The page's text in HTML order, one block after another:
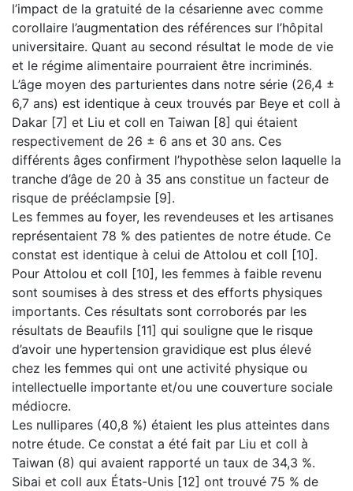
l’impact de la gratuité de la césarienne avec comme
corollaire l’augmentation des références sur l’hôpital
universitaire. Quant au second résultat le mode de vie
et le régime alimentaire pourraient être incriminés.
L’âge moyen des parturientes dans notre série (26,4 ±
6,7 ans) est identique à ceux trouvés par Beye et coll à
Dakar [7] et Liu et coll en Taiwan [8] qui étaient
respectivement de 26 ± 6 ans et 30 ans. Ces
différents âges confirment l’hypothèse selon laquelle la
tranche d’âge de 20 à 35 ans constitue un facteur de
risque de prééclampsie [9].
Les femmes au foyer, les revendeuses et les artisanes
représentaient 78 % des patientes de notre étude. Ce
constat est identique à celui de Attolou et coll [10].
Pour Attolou et coll [10], les femmes à faible revenu
sont soumises à des stress et des efforts physiques
importants. Ces résultats sont corroborés par les
résultats de Beaufils [11] qui souligne que le risque
d’avoir une hypertension gravidique est plus élevé
chez les femmes qui ont une activité physique ou
intellectuelle importante et/ou une couverture sociale
médiocre.
Les nullipares (40,8 %) étaient les plus atteintes dans
notre étude. Ce constat a été fait par Liu et coll à
Taiwan (8) qui avaient rapporté un taux de 34,3 %.
Sibai et coll aux États-Unis [12] ont trouvé 75 % de